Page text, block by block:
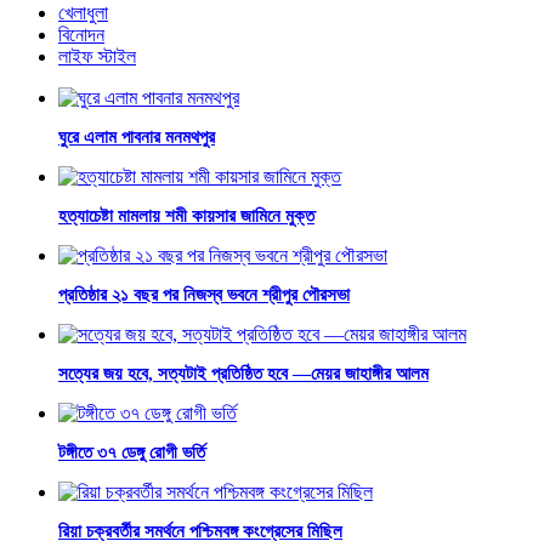
খেলাধুলা
বিনোদন
লাইফ স্টাইল
ঘুরে এলাম পাবনার মনমথপুর
হত্যাচেষ্টা মামলায় শমী কায়সার জামিনে মুক্ত
প্রতিষ্ঠার ২১ বছর পর নিজস্ব ভবনে শ্রীপুর পৌরসভা
সত্যের জয় হবে, সত্যটাই প্রতিষ্ঠিত হবে —মেয়র জাহাঙ্গীর আলম
টঙ্গীতে ৩৭ ডেঙ্গু রোগী ভর্তি
রিয়া চক্রবর্তীর সমর্থনে পশ্চিমবঙ্গ কংগ্রেসের মিছিল